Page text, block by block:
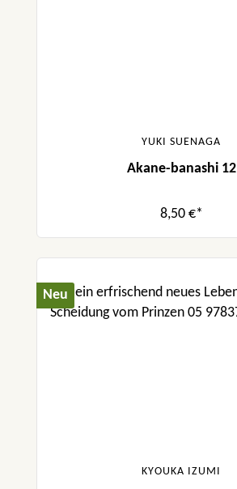
YUKI SUENAGA
Akane-banashi 12
8,50 €*
Neu
KYOUKA IZUMI